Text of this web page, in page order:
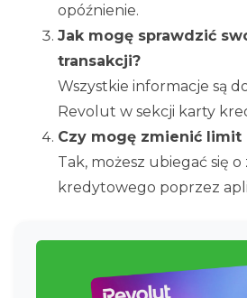
opóźnienie.
Jak mogę sprawdzić
transakcji?
Wszystkie informacje są
Revolut w sekcji karty
Czy mogę zmienić
Tak, możesz ubiegać się
kredytowego poprzez